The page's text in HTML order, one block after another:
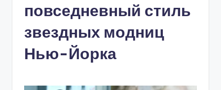
повседневный стиль
звездных модниц
Нью-Йорка